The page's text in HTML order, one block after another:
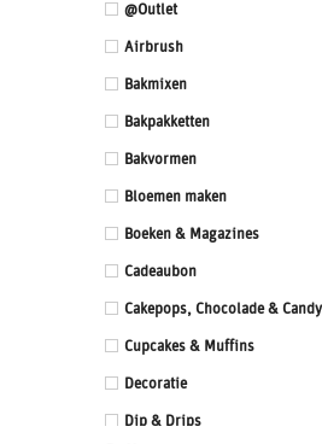
@Outlet
Airbrush
Bakmixen
Bakpakketten
Bakvormen
Bloemen maken
Boeken & Magazines
Cadeaubon
Cakepops, Chocolade & Candy
Cupcakes & Muffins
Decoratie
Dip & Drips